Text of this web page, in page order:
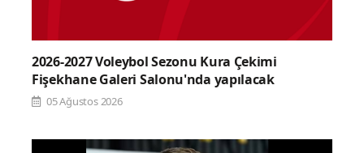
2026-2027 Voleybol Sezonu Kura Çekimi
Fişekhane Galeri Salonu'nda yapılacak
05 Ağustos 2026